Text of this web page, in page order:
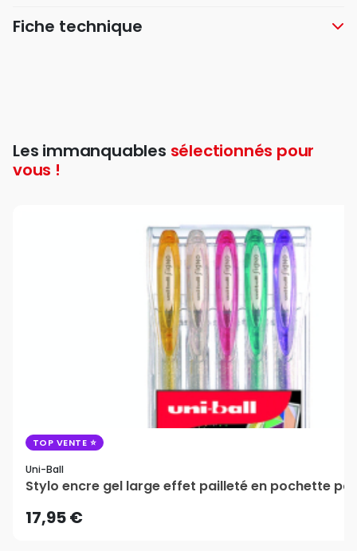
Fiche technique
Les immanquables sélectionnés pour
vous !
TOP VENTE
Uni-Ball
Stylo encre gel large effet pailleté en pochette
17,95 €